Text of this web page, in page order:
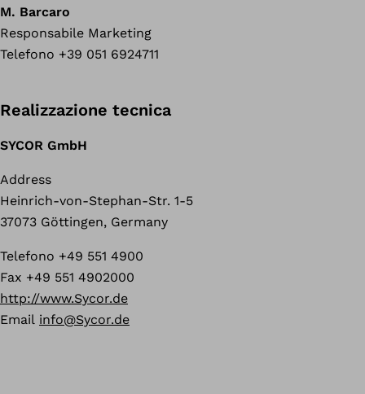
M. Barcaro
Responsabile Marketing
Telefono +39 051 6924711
Realizzazione tecnica
SYCOR GmbH
Address
Heinrich-von-Stephan-Str. 1-5
37073 Göttingen, Germany
Telefono +49 551 4900
Fax +49 551 4902000
http://www.Sycor.de
Email info@Sycor.de